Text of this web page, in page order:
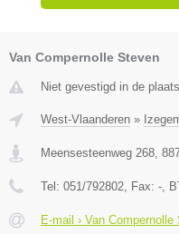
Van Compernolle Steven
Niet gevestigd in de
West-Vlaanderen »
Meensesteenweg 268,
Tel: 051/792802, Fax: -,
E-mail › Van Compernolle